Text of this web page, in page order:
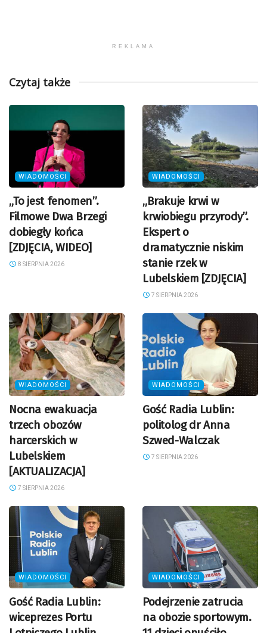
REKLAMA
Czytaj także
WIADOMOŚCI
„To jest fenomen”.
Filmowe Dwa Brzegi
dobiegły końca
[ZDJĘCIA, WIDEO]
8 SIERPNIA 2026
WIADOMOŚCI
„Brakuje krwi w
krwiobiegu przyrody”.
Ekspert o
dramatycznie niskim
stanie rzek w
Lubelskiem [ZDJĘCIA]
7 SIERPNIA 2026
WIADOMOŚCI
Nocna ewakuacja
trzech obozów
harcerskich w
Lubelskiem
[AKTUALIZACJA]
7 SIERPNIA 2026
WIADOMOŚCI
Gość Radia Lublin:
politolog dr Anna
Szwed-Walczak
7 SIERPNIA 2026
WIADOMOŚCI
Gość Radia Lublin:
wiceprezes Portu
WIADOMOŚCI
Podejrzenie zatrucia
na obozie sportowym.